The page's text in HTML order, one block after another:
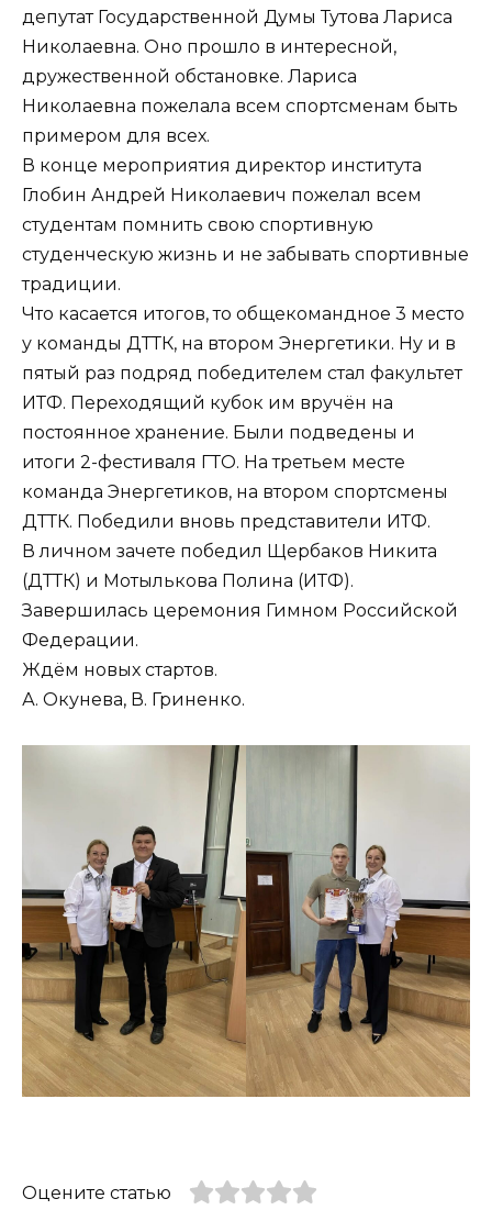
депутат Государственной Думы Тутова Лариса
Николаевна. Оно прошло в интересной,
дружественной обстановке. Лариса
Николаевна пожелала всем спортсменам быть
примером для всех.
В конце мероприятия директор института
Глобин Андрей Николаевич пожелал всем
студентам помнить свою спортивную
студенческую жизнь и не забывать спортивные
традиции.
Что касается итогов, то общекомандное 3 место
у команды ДТТК, на втором Энергетики. Ну и в
пятый раз подряд победителем стал факультет
ИТФ. Переходящий кубок им вручён на
постоянное хранение. Были подведены и
итоги 2-фестиваля ГТО. На третьем месте
команда Энергетиков, на втором спортсмены
ДТТК. Победили вновь представители ИТФ.
В личном зачете победил Щербаков Никита
(ДТТК) и Мотылькова Полина (ИТФ).
Завершилась церемония Гимном Российской
Федерации.
Ждём новых стартов.
А. Окунева, В. Гриненко.
Оцените статью